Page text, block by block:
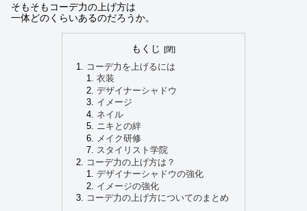
そもそもコーデ力の上げ方は
一体どのくらいあるのだろうか。
もくじ
コーデ力を上げるには
衣装
デザイナーシャドウ
イメージ
ネイル
ニキとの絆
メイク研修
スタイリスト学院
コーデ力の上げ方は？
デザイナーシャドウの強化
イメージの強化
コーデ力の上げ方についてのまとめ